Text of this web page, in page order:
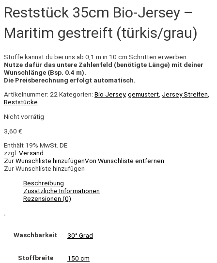
Reststück 35cm Bio-Jersey –
Maritim gestreift (türkis/grau)
Stoffe kannst du bei uns ab 0,1 m in 10 cm Schritten erwerben.
Nutze dafür das untere Zahlenfeld (benötigte Länge) mit deiner
Wunschlänge (Bsp. 0.4 m).
Die Preisberechnung erfolgt automatisch.
Artikelnummer: 22Kategorien: Bio Jersey, gemustert, Jersey Streifen,
Reststücke
Nicht vorrätig
3,60 €
Enthält 19% MwSt. DE
zzgl. Versand
Zur Wunschliste hinzufügenVon Wunschliste entfernen
Zur Wunschliste hinzufügen
Beschreibung
Zusätzliche Informationen
Rezensionen (0)
.
Waschbarkeit 30° Grad
Stoffbreite 150 cm